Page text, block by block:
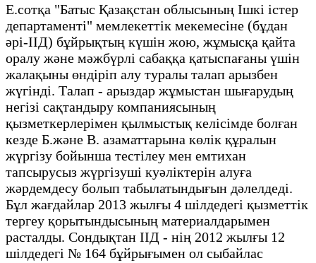
Е.сотқа "Батыс Қазақстан облысының Ішкі істер
департаменті" мемлекеттік мекемесіне (бұдан
әрі-ІІД) бұйрықтың күшін жою, жұмысқа қайта
оралу және мәжбүрлі сабаққа қатыспағаны үшін
жалақыны өндіріп алу туралы талап арызбен
жүгінді. Талап - арыздар жұмыстан шығарудың
негізі сақтандыру компаниясының
қызметкерлерімен қылмыстық келісімде болған
кезде Б.және В. азаматтарына көлік құралын
жүргізу бойынша тестілеу мен емтихан
тапсырусыз жүргізуші куәліктерін алуға
жәрдемдесу болып табылатындығын дәлелдеді.
Бұл жағдайлар 2013 жылғы 4 шілдедегі қызметтік
тергеу қорытындысының материалдарымен
расталды. Сондықтан ІІД - нің 2012 жылғы 12
шілдедегі № 164 бұйрығымен ол сыбайлас